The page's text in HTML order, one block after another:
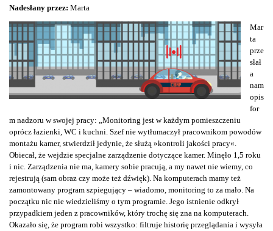
Nadesłany przez: Marta
Mar
ta
prze
słał
a
nam
opis
for
m nadzoru w swojej pracy: „Monitoring jest w każdym pomieszczeniu
oprócz łazienki, WC i kuchni. Szef nie wytłumaczył pracownikom powodów
montażu kamer, stwierdził jedynie, że służą »kontroli jakości pracy«.
Obiecał, że wejdzie specjalne zarządzenie dotyczące kamer. Minęło 1,5 roku
i nic. Zarządzenia nie ma, kamery sobie pracują, a my nawet nie wiemy, co
rejestrują (sam obraz czy może też dźwięk). Na komputerach mamy też
zamontowany program szpiegujący – wiadomo, monitoring to za mało. Na
początku nic nie wiedzieliśmy o tym programie. Jego istnienie odkrył
przypadkiem jeden z pracowników, który trochę się zna na komputerach.
Okazało się, że program robi wszystko: filtruje historię przeglądania i wysyła